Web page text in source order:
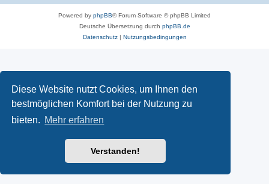
Diese Website nutzt Cookies, um Ihnen den
bestmöglichen Komfort bei der Nutzung zu
bieten. Mehr erfahren
Verstanden!
Powered by phpBB® Forum Software © phpBB Limited
Deutsche Übersetzung durch phpBB.de
Datenschutz| Nutzungsbedingungen